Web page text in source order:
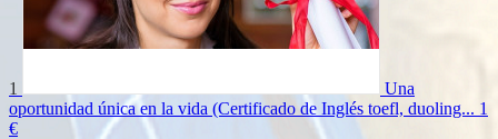
1
Una
oportunidad única en la vida (Certificado de Inglés toefl, duoling... 1
€